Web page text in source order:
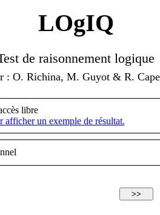
LOgIQ
de raisonnement logique
: O. Richina, M. Guyot & R.
libre
un exemple de résultat.